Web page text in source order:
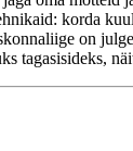
korda
on
tagasisideks,